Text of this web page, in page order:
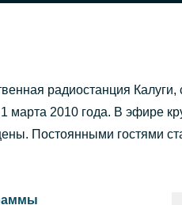
радиостанция
марта 2010 года. В эфире
Постоянными гостями